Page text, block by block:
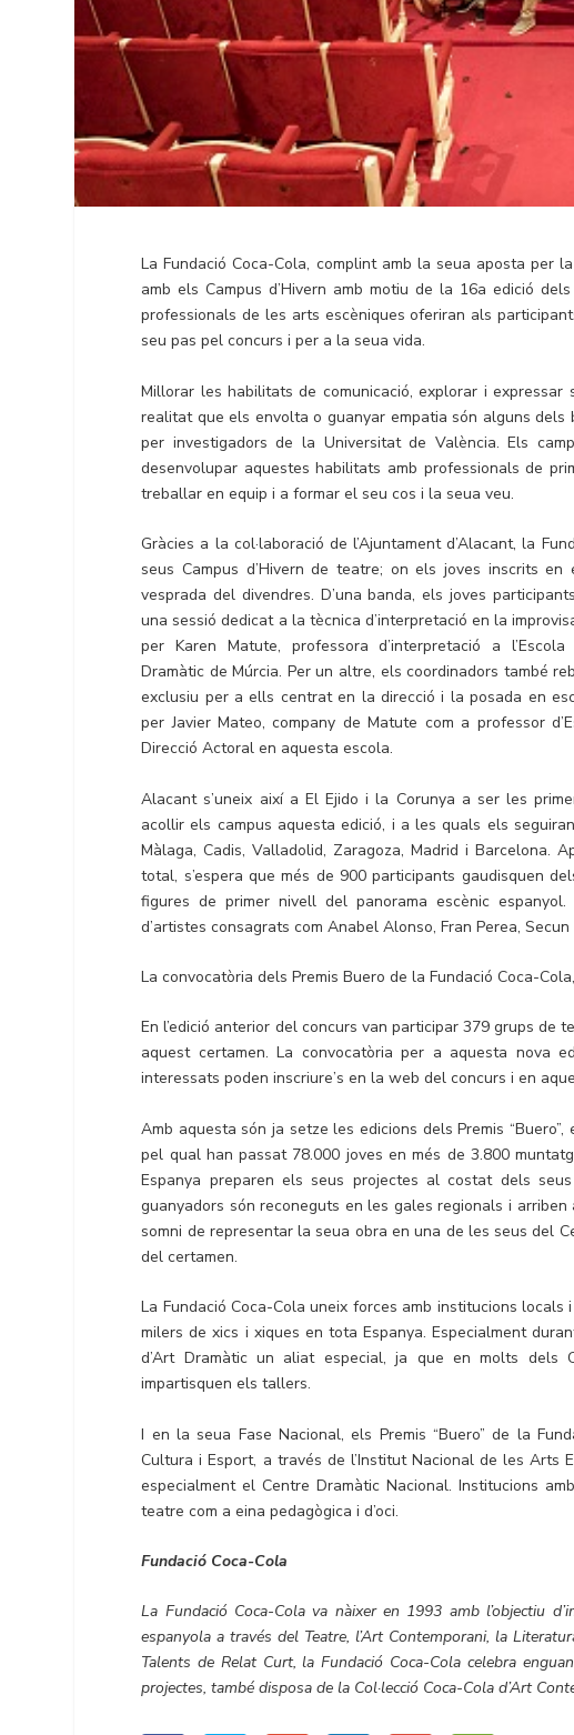
La Fundació Coca-Cola, complint amb la seua aposta per
amb els Campus d’Hivern amb motiu de la 16a edició
professionals de les arts escèniques oferiran als
seu pas pel concurs i per a la seua vida.
Millorar les habilitats de comunicació, explorar i
realitat que els envolta o guanyar empatia són alguns
per investigadors de la Universitat de València. Els
desenvolupar aquestes habilitats amb professionals de
treballar en equip i a formar el seu cos i la seua veu.
Gràcies a la col·laboració de l’Ajuntament d’Alacant, la
seus Campus d’Hivern de teatre; on els joves inscrits
vesprada del divendres. D’una banda, els joves
una sessió dedicat a la tècnica d’interpretació en la
per Karen Matute, professora d’interpretació a l’Escola
Dramàtic de Múrcia. Per un altre, els coordinadors també
exclusiu per a ells centrat en la direcció i la posada en
per Javier Mateo, company de Matute com a professor
Direcció Actoral en aquesta escola.
Alacant s’uneix així a El Ejido i la Corunya a ser les
acollir els campus aquesta edició, i a les quals els
Màlaga, Cadis, Valladolid, Zaragoza, Madrid i Barcelona.
total, s’espera que més de 900 participants gaudisquen
figures de primer nivell del panorama escènic
d’artistes consagrats com Anabel Alonso, Fran Perea,
La convocatòria dels Premis Buero de la Fundació Coca-
En l’edició anterior del concurs van participar 379 grups de
aquest certamen. La convocatòria per a aquesta nova
interessats poden inscriure’s en la web del concurs i en
Amb aquesta són ja setze les edicions dels Premis
pel qual han passat 78.000 joves en més de 3.800
Espanya preparen els seus projectes al costat dels
guanyadors són reconeguts en les gales regionals i
somni de representar la seua obra en una de les seus del
del certamen.
La Fundació Coca-Cola uneix forces amb institucions
milers de xics i xiques en tota Espanya. Especialment
d’Art Dramàtic un aliat especial, ja que en molts dels
impartisquen els tallers.
I en la seua Fase Nacional, els Premis “Buero” de la
Cultura i Esport, a través de l’Institut Nacional de les Arts
especialment el Centre Dramàtic Nacional. Institucions
teatre com a eina pedagògica i d’oci.
Fundació Coca-Cola
La Fundació Coca-Cola va nàixer en 1993 amb l’objectiu
espanyola a través del Teatre, l’Art Contemporani, la
Talents de Relat Curt, la Fundació Coca-Cola celebra
projectes, també disposa de la Col·lecció Coca-Cola d’Art